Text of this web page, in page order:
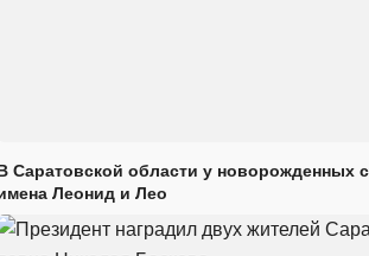
Саратовской области у новорожденных
Леонид и Лео